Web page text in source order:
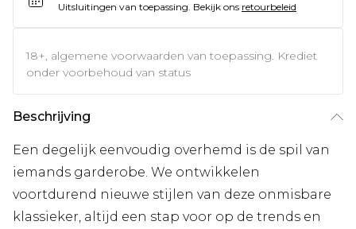
Uitsluitingen van toepassing. Bekijk ons retourbeleid
18+, algemene voorwaarden van toepassing. Krediet
onder voorbehoud van status
Beschrijving
Een degelijk eenvoudig overhemd is de spil van
iemands garderobe. We ontwikkelen
voortdurend nieuwe stijlen van deze onmisbare
klassieker, altijd een stap voor op de trends en